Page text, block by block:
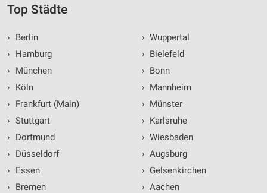
Top Städte
›
Berlin
›
Hamburg
›
München
›
Köln
›
Frankfurt (Main)
› Stuttgart
›
Dortmund
›
Düsseldorf
›
Essen
›
Bremen
› Wuppertal
› Bielefeld
› Bonn
› Mannheim
› Münster
› Karlsruhe
› Wiesbaden
› Augsburg
› Gelsenkirchen
› Aachen